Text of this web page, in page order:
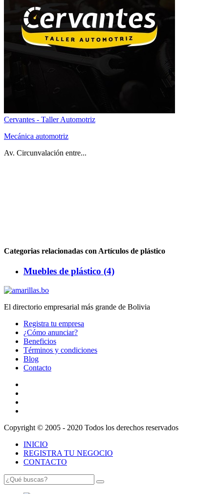
Cervantes - Taller Automotriz
Mecánica automotriz
Av. Circunvalación entre...
Categorias relacionadas con Artículos de plástico
Muebles de plástico (4)
El directorio empresarial más grande de Bolivia
Registra tu empresa
¿Cómo anunciar?
Beneficios
Términos y condiciones
Blog
Contacto
Copyright © 2005 - 2020 Todos los derechos reservados
INICIO
REGISTRA TU NEGOCIO
CONTACTO